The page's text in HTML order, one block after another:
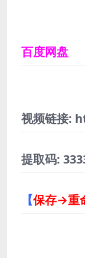
百度网盘
视频链接:
提取码:
【保存→重